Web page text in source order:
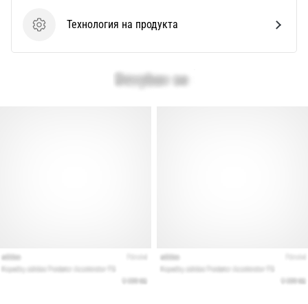
Технология на продукта
Технология на продукта